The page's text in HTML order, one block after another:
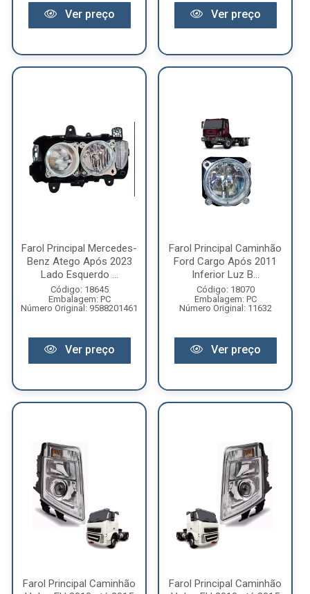
Ver preço Ver preço
Farol Principal Mercedes-
Benz Atego Após 2023
Lado Esquerdo ...
Código: 18645
Embalagem: PC
Número Original: 9588201461
Ver preço
Farol Principal Caminhão
Ford Cargo Após 2011
Inferior Luz B...
Código: 18070
Embalagem: PC
Número Original: 11632
Ver preço
Farol Principal Caminhão
Farol Principal Caminhão